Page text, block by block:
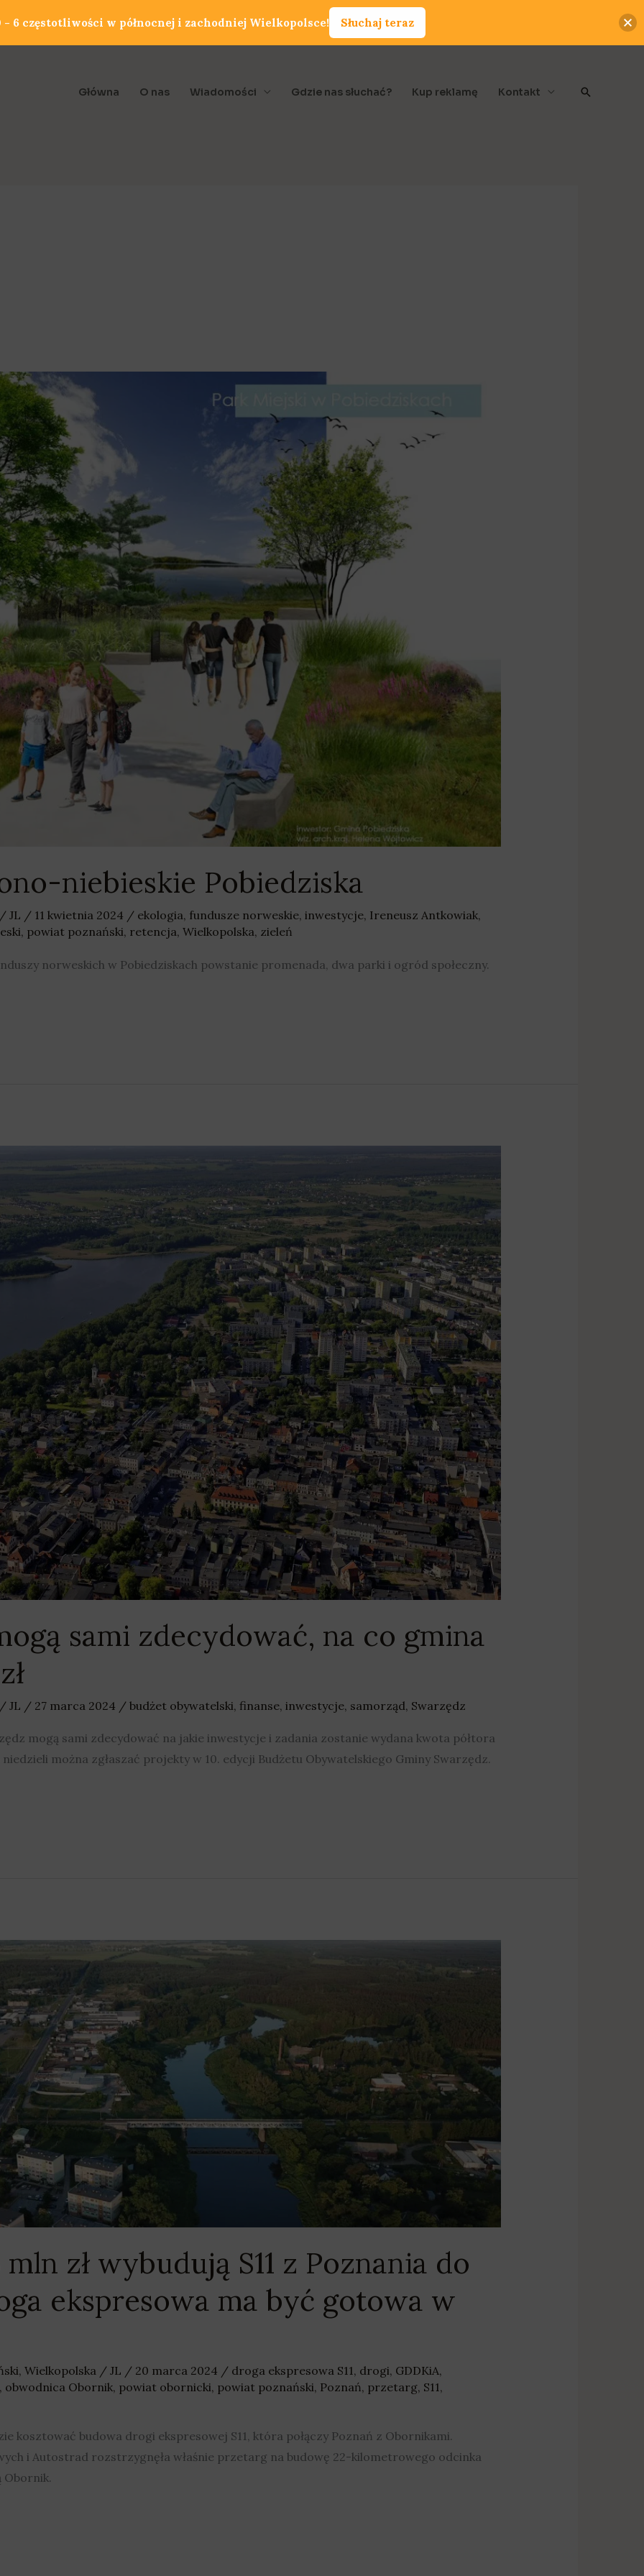
Główna O nas Wiadomości Gdzie nas słuchać? Kup reklamę Kontakt Szukaj
niebieskie Pobiedziska
JL / 11 kwietnia 2024 / ekologia, fundusze norweskie, inwestycje, Ireneusz Antkowiak,
, powiat poznański, retencja, Wielkopolska, zieleń
norweskich w Pobiedziskach powstanie promenada, dwa parki i ogród społeczny.
sami zdecydować, na co gmina
/ JL / 27 marca 2024 / budżet obywatelski, finanse, inwestycje, samorząd, Swarzędz
mogą sami zdecydować na jakie inwestycje i zadania zostanie wydana kwota półtora
można zgłaszać projekty w 10. edycji Budżetu Obywatelskiego Gminy Swarzędz.
zł wybudują S11 z Poznania do
ekspresowa ma być gotowa w
, Wielkopolska / JL / 20 marca 2024 / droga ekspresowa S11, drogi, GDDKiA,
, obwodnica Obornik, powiat obornicki, powiat poznański, Poznań, przetarg, S11,
kosztować budowa drogi ekspresowej S11, która połączy Poznań z Obornikami.
i Autostrad rozstrzygnęła właśnie przetarg na budowę 22-kilometrowego odcinka
Obornik.
6 częstotliwości w północnej i zachodniej Wielkopolsce! Słuchaj teraz